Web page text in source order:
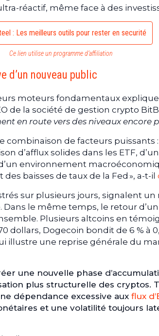
réactif, même face à des
: Les meilleurs outils pour rester en securité
Ce lien utilise un programme d’affiliation
d’un nouveau public
moteurs fondamentaux
de la société de gestion crypto
en route vers des niveaux encore
de facteurs puissants :
d’afflux solides dans les ETF,
environnement
baisses de taux de la Fed », a-t-il
sur plusieurs jours, signalent
le même temps, le retour d’un
Plusieurs altcoins en
dollars, Dogecoin bondit de 6 % à
illustre une reprise générale du
une nouvelle phase
plus structurelle des cryptos.
dépendance excessive aux flux
et une volatilité toujours